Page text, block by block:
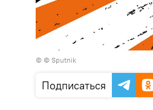
© © Sputnik
Подписаться